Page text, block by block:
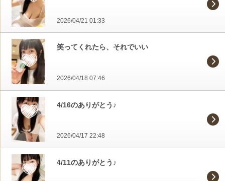
2026/04/21 01:33
笑ってくれたら、それでいい
2026/04/18 07:46
4/16のありがとう♪
2026/04/17 22:48
4/11のありがとう♪